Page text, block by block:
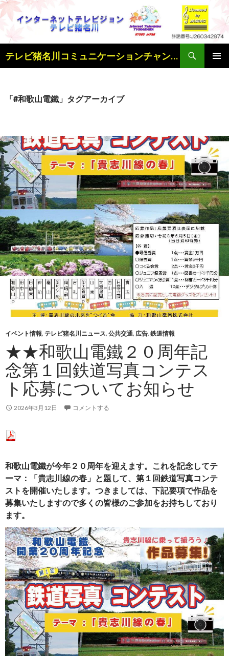
テレビ猪名川コミュニケーションチャンネル
索
ン
キ
ッ
プ
「#和歌山電鐵」タグアーカイブ
イベント情報, テレビ猪名川ニュース, 公共交通, 広告, 鉄道情報
★★和歌山電鐵２０周年記
念第１回鉄道写真コンテス
ト応募についてお知らせ
2026年3月12日 コメントする
和歌山電鐵が今年２０周年を迎えます。これを記念してテ
ーマ：「貴志川線の春」と題して、第１回鉄道写真コンテ
ストを開催いたします。つきましては、下記要項で作品を
募集いたしますので多くの皆様のご参加をお持ちしており
ます。